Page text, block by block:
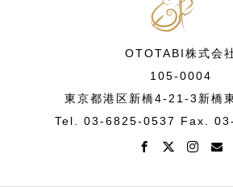
OTOTABI株式会
105-0004
東京都港区新橋4-21-3新橋
Tel. 03-6825-0537 Fax.